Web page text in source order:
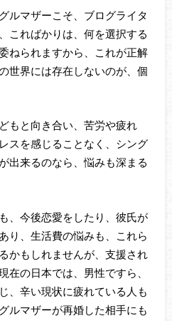
ルマザーこそ、ブログライタ
こればかりは、何を選択する
ねられますから、これが正解
世界には存在しないのが、個
もと向き合い、苦労や疲れ
スを感じることなく、シング
出来るのなら、悩みも深まる
、今後恋愛をしたり、彼氏が
り、生活費の悩みも、これら
かもしれませんが、支援され
在の日本では、男性ですら、
、辛い現状に疲れている人も
ルマザーが再婚した相手にも